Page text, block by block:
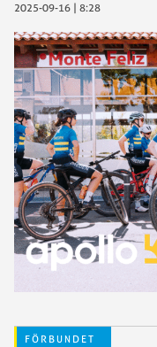
2025-09-16 | 8:28
FÖRBUNDET